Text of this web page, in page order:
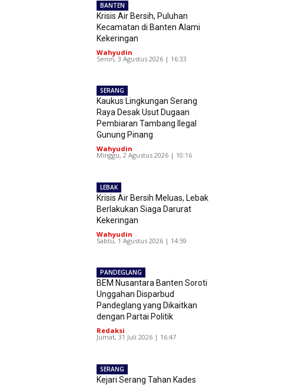
BANTEN
Krisis Air Bersih, Puluhan
Kecamatan di Banten Alami
Kekeringan
Wahyudin -
Senin, 3 Agustus 2026 | 16:33
SERANG
Kaukus Lingkungan Serang
Raya Desak Usut Dugaan
Pembiaran Tambang Ilegal
Gunung Pinang
Wahyudin -
Minggu, 2 Agustus 2026 | 10:16
LEBAK
Krisis Air Bersih Meluas, Lebak
Berlakukan Siaga Darurat
Kekeringan
Wahyudin -
Sabtu, 1 Agustus 2026 | 14:59
PANDEGLANG
BEM Nusantara Banten Soroti
Unggahan Disparbud
Pandeglang yang Dikaitkan
dengan Partai Politik
Redaksi -
Jumat, 31 Juli 2026 | 16:47
SERANG
Kejari Serang Tahan Kades